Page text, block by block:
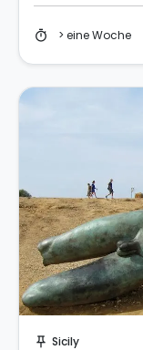
timer > eine Woche
push_pin Sicily